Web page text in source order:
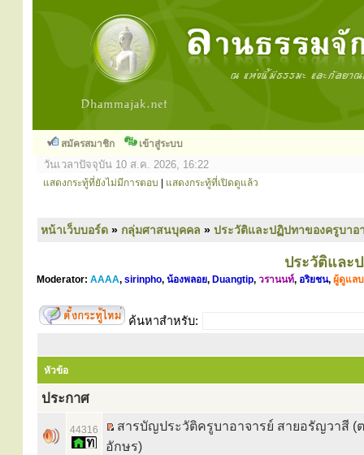
สมัครสมาชิก เข้าสู่ระบบ
วันเวลาปัจจุบัน 10 ส.ค. 2026, 16:22
แสดงกระทู้ที่ยังไม่มีการตอบ แสดงกระทู้ที่เปิดดูแล้ว
หน้าเว็บบอร์ด » กลุ่มศาสนบุคคล » ประวัติและปฏิปทาของครูบาอ
ประวัติและ
Moderator: AAAA, sirinpho, น้องพลอย, Duangtip, วรานนท์, อริยชน, ผู้ดูแล
ค้นหาสำหรับ:
หัวข้อ
ประกาศ
44316
สารบัญประวัติครูบาอาจารย์ สายอรัญวาสี (
อักษร)